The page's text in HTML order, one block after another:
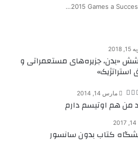
2015 Games a
2018
«بدن، جزیره‌های مستعمراتی و
مارس 14, 2014
من هم اوتیسم دارم
کتاب بدون سانسور